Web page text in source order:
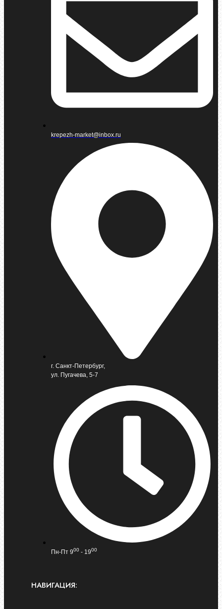
krepezh-market@inbox.ru
г. Санкт-Петербург,
ул. Пугачева, 5-7
Пн-Пт 900 - 1900
НАВИГАЦИЯ: